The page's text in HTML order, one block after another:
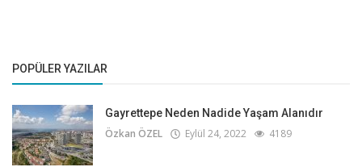
POPÜLER YAZILAR
Gayrettepe Neden Nadide Yaşam Alanıdır
Özkan ÖZEL Eylül 24, 2022 4189